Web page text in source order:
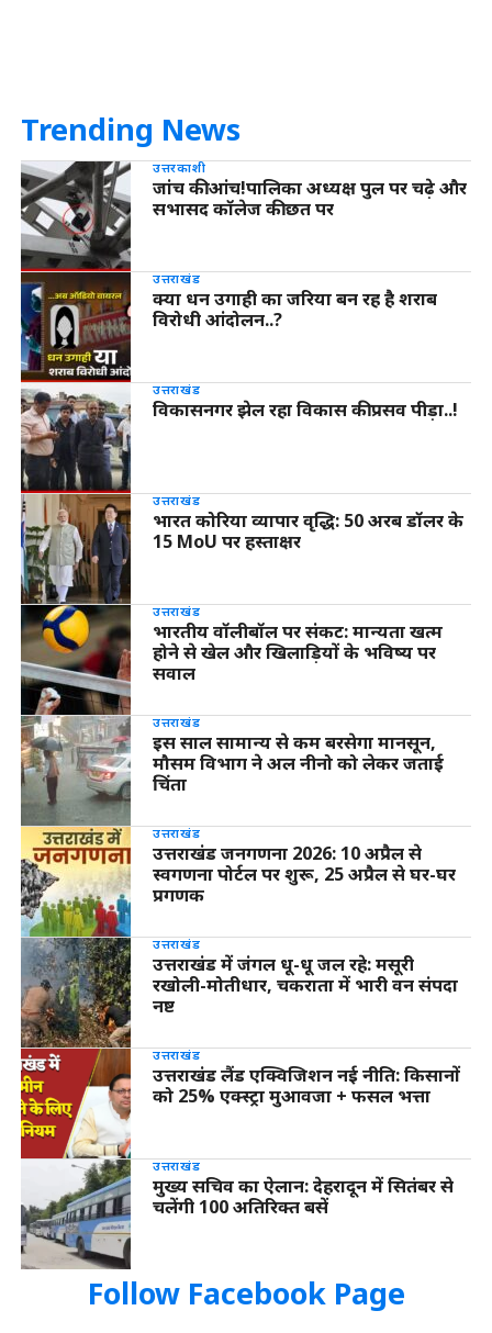
Trending News
उत्तरकाशी
जांच की आंच!पालिका अध्यक्ष पुल पर चढ़े और
सभासद कॉलेज की छत पर
उत्तराखंड
क्या धन उगाही का जरिया बन रह है शराब
विरोधी आंदोलन..?
उत्तराखंड
विकासनगर झेल रहा विकास की प्रसव पीड़ा..!
उत्तराखंड
भारत कोरिया व्यापार वृद्धि: 50 अरब डॉलर के
15 MoU पर हस्ताक्षर
उत्तराखंड
भारतीय वॉलीबॉल पर संकट: मान्यता खत्म
होने से खेल और खिलाड़ियों के भविष्य पर
सवाल
उत्तराखंड
इस साल सामान्य से कम बरसेगा मानसून,
मौसम विभाग ने अल नीनो को लेकर जताई
चिंता
उत्तराखंड
उत्तराखंड जनगणना 2026: 10 अप्रैल से
स्वगणना पोर्टल पर शुरू, 25 अप्रैल से घर-घर
प्रगणक
उत्तराखंड
उत्तराखंड में जंगल धू-धू जल रहे: मसूरी
रखोली-मोतीधार, चकराता में भारी वन संपदा
नष्ट
उत्तराखंड
उत्तराखंड लैंड एक्विजिशन नई नीति: किसानों
को 25% एक्स्ट्रा मुआवजा + फसल भत्ता
उत्तराखंड
मुख्य सचिव का ऐलान: देहरादून में सितंबर से
चलेंगी 100 अतिरिक्त बसें
Follow Facebook Page